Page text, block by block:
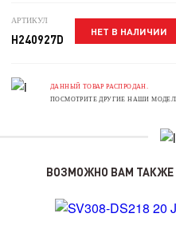
АРТИКУЛ
H240927D
НЕТ В НАЛИЧИИ
ДАННЫЙ ТОВАР РАСПРОДАН.
ПОСМОТРИТЕ ДРУГИЕ НАШИ
ВОЗМОЖНО ВАМ